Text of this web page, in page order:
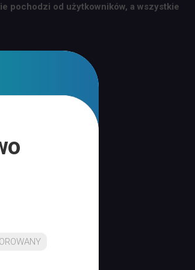
pochodzi od użytkowników, a wszystkie